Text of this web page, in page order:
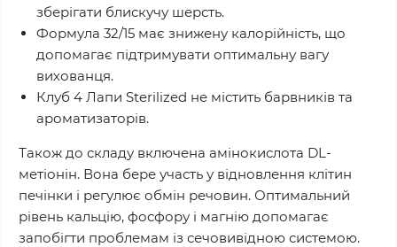
зберігати блискучу шерсть.
Формула 32/15 має знижену калорійність, що
допомагає підтримувати оптимальну вагу
вихованця.
Клуб 4 Лапи Sterilized не містить барвників та
ароматизаторів.
Також до складу включена амінокислота DL-
метіонін. Вона бере участь у відновлення клітин
печінки і регулює обмін речовин. Оптимальний
рівень кальцію, фосфору і магнію допомагає
запобігти проблемам із сечовивідною системою.